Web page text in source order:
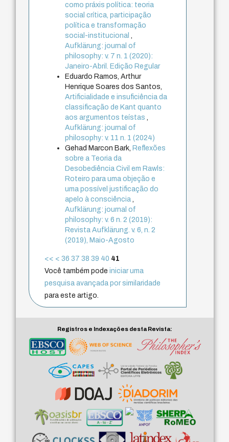
como práxis política: teoria
social crítica, participação
política e transformação
social-institucional
Aufklärung: journal of
philosophy: v. 7 n. 1 (2020):
Janeiro-Abril. Edição Regular
Eduardo Ramos, Arthur
Henrique Soares dos Santos,
Artificialidade e insuficiência da
classificação de Kant quanto
aos argumentos teístas
Aufklärung: journal of
philosophy: v. 11 n. 1 (2024)
Gehad Marcon Bark,Reflexões
sobre a Teoria da
Desobediência Civil em Rawls:
Roteiro para uma objeção e
uma possível justificação do
apelo à consciência
Aufklärung: journal of
philosophy: v. 6 n. 2 (2019):
Revista Aufklärung. v. 6, n. 2
(2019), Maio-Agosto
<< < 36 37 38 39 40 41
Você também podeiniciar uma
pesquisa avançada por similaridade
para este artigo.
Registros e Indexações desta Revista: